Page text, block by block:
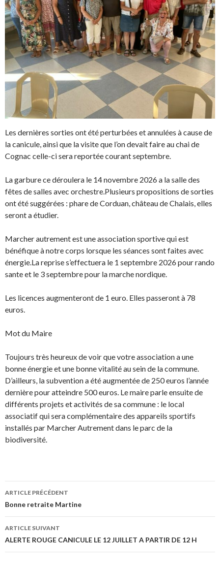
Les dernières sorties ont été perturbées et annulées à cause de
la canicule, ainsi que la visite que l’on devait faire au chai de
Cognac celle-ci sera reportée courant septembre.
La garbure ce déroulera le 14 novembre 2026 a la salle des
fêtes de salles avec orchestre.Plusieurs propositions de sorties
ont été suggérées : phare de Corduan, château de Chalais, elles
seront a étudier.
Marcher autrement est une association sportive qui est
bénéfique à notre corps lorsque les séances sont faites avec
énergie.La reprise s’effectuera le 1 septembre 2026 pour rando
sante et le 3 septembre pour la marche nordique.
Les licences augmenteront de 1 euro. Elles passeront à 78
euros.
Mot du Maire
Toujours très heureux de voir que votre association a une
bonne énergie et une bonne vitalité au sein de la commune.
D’ailleurs, la subvention a été augmentée de 250 euros l’année
dernière pour atteindre 500 euros. Le maire parle ensuite de
différents projets et activités de sa commune : le local
associatif qui sera complémentaire des appareils sportifs
installés par Marcher Autrement dans le parc de la
biodiversité.
Navigation de l’article
ARTICLE PRÉCÉDENT
Bonne retraite Martine
ARTICLE SUIVANT
ALERTE ROUGE CANICULE LE 12 JUILLET A PARTIR DE 12 H